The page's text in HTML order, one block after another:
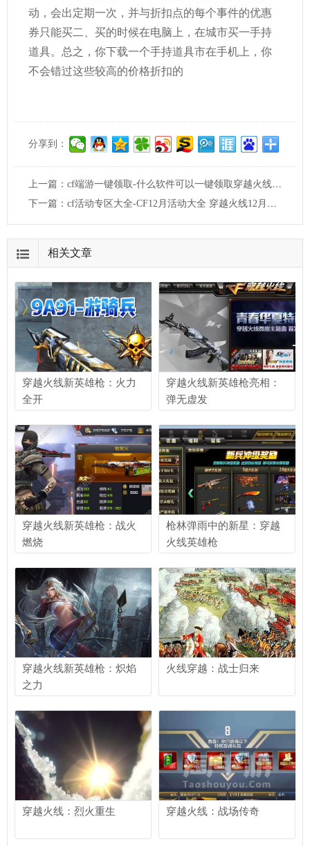
动，会出定期一次，并与折扣点的每个事件的优惠
券只能买二、买的时候在电脑上，在城市买一手持
道具。总之，你下载一个手持道具市在手机上，你
不会错过这些较高的价格折扣的
分享到：
上一篇： cf端游一键领取-什么软件可以一键领取穿越火线里所有的活动奖励，我一个一个领取太累太麻烦了，麻烦大家给我推荐推荐的？
下一篇： cf活动专区大全-CF12月活动大全 穿越火线12月有哪些活动
相关文章
穿越火线新英雄枪：火力
全开
穿越火线新英雄枪亮相：
弹无虚发
穿越火线新英雄枪：战火
燃烧
枪林弹雨中的新星：穿越
火线英雄枪
穿越火线新英雄枪：炽焰
之力
火线穿越：战士归来
穿越火线：烈火重生 穿越火线：战场传奇